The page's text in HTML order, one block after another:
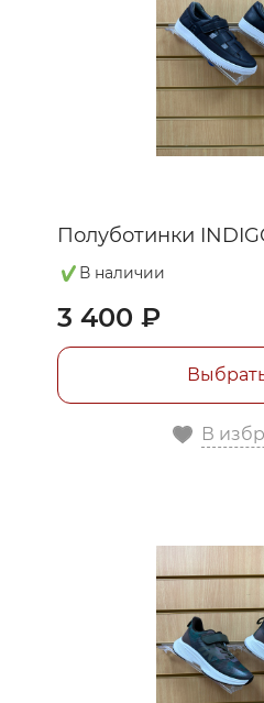
38
39
Полуботинки
В наличии
3 400 ₽
В